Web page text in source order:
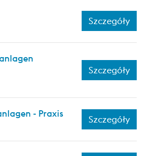
Szczegóły
Szczegóły
- Praxis
Szczegóły